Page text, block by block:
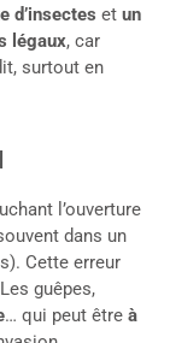
d’insectes et un
légaux, car
surtout en
l’ouverture
dans un
Cette erreur
guêpes,
… qui peut être à